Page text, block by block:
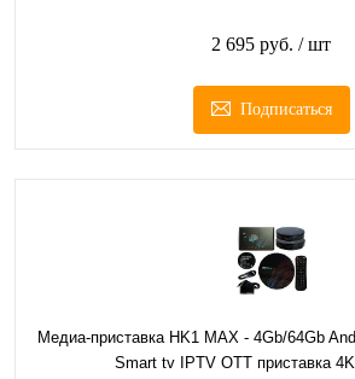
2 695 руб. / шт
Подписаться
Медиа-приставка HK1 MAX - 4Gb/64Gb
Smart tv IPTV OTT приставка